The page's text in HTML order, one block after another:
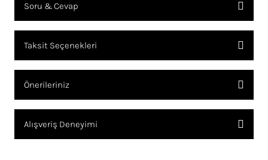
Soru & Cevap
Taksit Seçenekleri
Önerileriniz
konularda yetersiz gördüğünüz noktaları öneri formunu kullanarak
tarafımıza iletebilirsiniz.
Alışveriş Deneyimi